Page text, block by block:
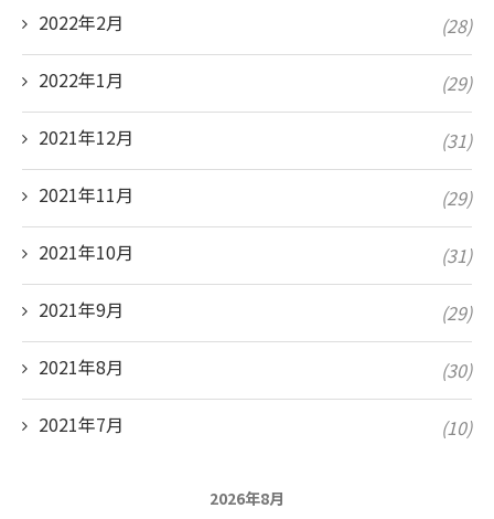
2022年2月 (28)
2022年1月 (29)
2021年12月 (31)
2021年11月 (29)
2021年10月 (31)
2021年9月 (29)
2021年8月 (30)
2021年7月 (10)
2026年8月